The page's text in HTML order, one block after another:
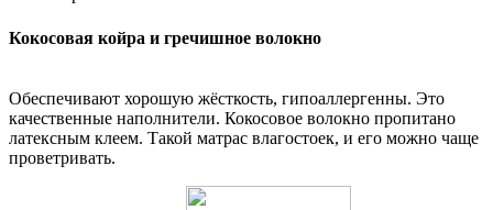
Кокосовая койра и гречишное волокно
Обеспечивают хорошую жёсткость, гипоаллергенны. Это
качественные наполнители. Кокосовое волокно пропитано
латексным клеем. Такой матрас влагостоек, и его можно чаще
проветривать.